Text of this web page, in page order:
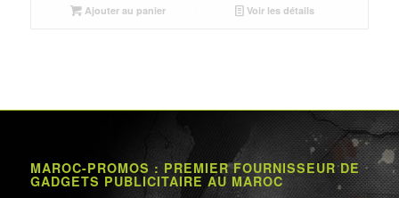
était :
Ajouter au panier Voir les détails
MAROC-PROMOS : PREMIER FOURNISSEUR DE
GADGETS PUBLICITAIRE AU MAROC